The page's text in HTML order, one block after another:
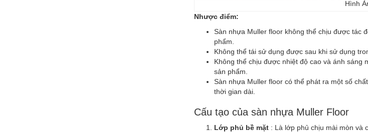
Hình
Nhược điểm:
Sàn nhựa Muller floor không thể chịu được tác
phẩm.
Không thể tái sử dụng được sau khi sử dụng
Không thể chịu được nhiệt độ cao và ánh sáng
sản phẩm.
Sàn nhựa Muller floor có thể phát ra một số
thời gian dài.
Cấu tạo của sàn nhựa Muller Floor
Lớp phủ bề mặt : Là lớp phủ chịu mài mòn và